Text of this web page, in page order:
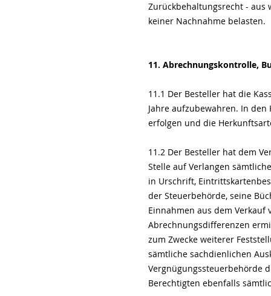
Zurückbehaltungsrecht - aus
keiner Nachnahme belasten.
11. Abrechnungskontrolle,
11.1 Der Besteller hat die
Jahre aufzubewahren. In
erfolgen und die
11.2 Der Besteller hat dem
Stelle auf Verlangen
in Urschrift,
der Steuerbehörde, seine
Einnahmen aus dem
Abrechnungsdifferenzen
zum Zwecke weiterer
sämtliche sachdienlichen
Vergnügungssteuerbehörde
Berechtigten ebenfalls